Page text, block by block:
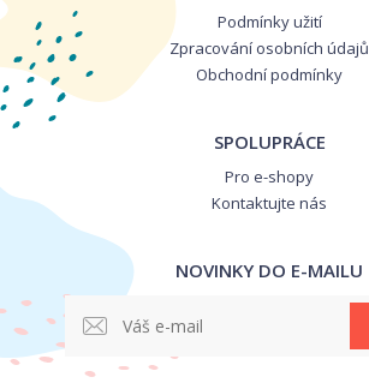
Podmínky užití
Zpracování osobních údajů
Obchodní podmínky
SPOLUPRÁCE
Pro e-shopy
Kontaktujte nás
NOVINKY DO E-MAILU